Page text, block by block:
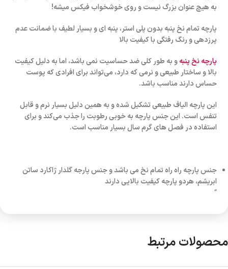
به هیچ عنوان بزرگ نیست و روی خوشخواب فیکس میشه!
پارچه تمام نخ پنبه بدون پلی استر، پنبه ای و بسیار لطیف با ضمانت عدم
پرزدهی و رنگ رفتگی با کیفیت بالا
پارچه نخ پنبهو به طور کلی ضد حساسیت نمی باشد، اما به دلیل کیفیت
بالا و ساختار طبیعی و نرمی که دارد، می‌تواند برای افرادی که پوست
حساس دارند مناسب باشد.
این پارچه الیاف طبیعی تشکیل شده و به همین دلیل بسیار نرم و قابل
تنفس است. این جنس پارچه به خوبی رطوبت را جذب می‌کند و برای
استفاده در فصل های گرم سال بسیار مناسب است.
جنس پارچه راه راه تمام نخ می باشد و جنس پارجه گلدار ژاکارد ساتن
ابریشم، هردو پارچه کیفیت بالایی دارند
“
محصولات مرتبط